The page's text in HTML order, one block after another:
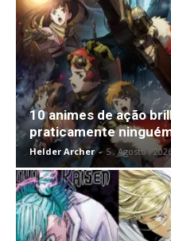
10 animes de ação
praticamente
Helder Archer - 5 , Agosto ,